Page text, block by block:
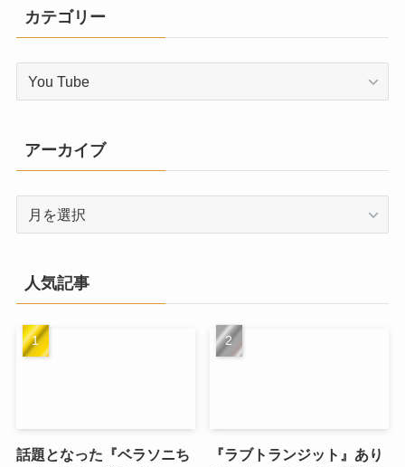
カテゴリー
ー
アーカイブ
ブ
人気記事
話題となった『ベラソニち
『ラブトランジット』あり